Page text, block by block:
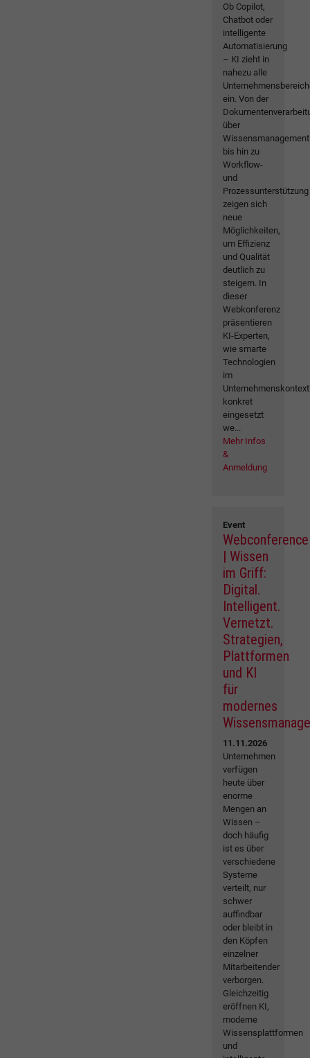
Ob Copilot,
Chatbot oder
intelligente
Automatisierung
– KI zieht in
nahezu alle
ein. Von der
über
Wissensmanagement
bis hin zu
Workflow-
und
Prozessunterstützung
zeigen sich
neue
Möglichkeiten,
um Effizienz
und Qualität
deutlich zu
steigern. In
dieser
Webkonferenz
präsentieren
KI-Experten,
wie smarte
Technologien
im
Unternehmenskontext
konkret
eingesetzt
we...
Mehr Infos
&
Anmeldung
Event
Webconference
| Wissen
im Griff:
Digital.
Intelligent.
Vernetzt.
Strategien,
Plattformen
und KI
für
modernes
11.11.2026
Unternehmen
verfügen
heute über
enorme
Mengen an
Wissen –
doch häufig
ist es über
verschiedene
Systeme
verteilt, nur
schwer
auffindbar
oder bleibt in
den Köpfen
einzelner
Mitarbeitender
verborgen.
Gleichzeitig
eröffnen KI,
moderne
Wissensplattformen
und